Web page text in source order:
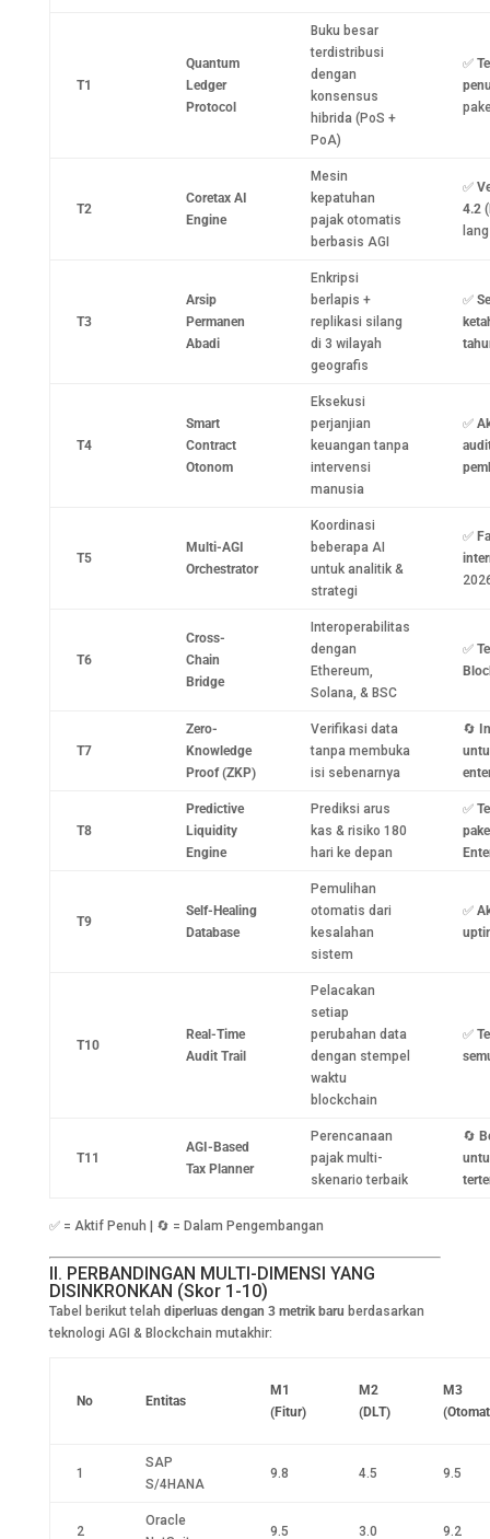
T1
Quantum
Ledger
Protocol
Buku besar
terdistribusi
dengan
konsensus
hibrida (PoS +
PoA)
✅
T2
Coretax AI
Engine
Mesin
kepatuhan
pajak otomatis
berbasis AGI
✅
4.2
T3
Arsip
Permanen
Abadi
Enkripsi
berlapis +
replikasi silang
di 3 wilayah
geografis
✅
T4
Smart
Contract
Otonom
Eksekusi
perjanjian
keuangan tanpa
intervensi
manusia
✅
T5
Multi-AGI
Orchestrator
Koordinasi
beberapa AI
untuk analitik &
strategi
✅
T6
Cross-
Chain
Bridge
Interoperabilitas
dengan
Ethereum,
Solana, & BSC
✅
T7
Zero-
Knowledge
Proof (ZKP)
Verifikasi data
tanpa membuka
isi sebenarnya
🔄
T8
Predictive
Liquidity
Engine
Prediksi arus
kas & risiko 180
hari ke depan
✅
T9
Self-Healing
Database
Pemulihan
otomatis dari
kesalahan
sistem
✅
T10
Real-Time
Audit Trail
Pelacakan
setiap
perubahan data
dengan stempel
waktu
blockchain
✅
T11
AGI-Based
Tax Planner
Perencanaan
pajak multi-
skenario terbaik
🔄
✅ = Aktif Penuh | 🔄 = Dalam Pengembangan
II. PERBANDINGAN MULTI-DIMENSI YANG
DISINKRONKAN (Skor 1-10)
Tabel berikut telah diperluas dengan 3 metrik baru berdasarkan
teknologi AGI & Blockchain mutakhir:
No Entitas
M1
(Fitur)
M2
(DLT)
M3
1
SAP
S/4HANA
9.8 4.5 9.5
2
Oracle
9.5 3.0 9.2